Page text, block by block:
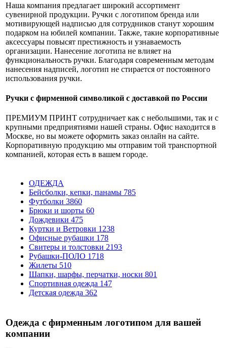
Наша компания предлагает широкий ассортимент
сувенирной продукции. Ручки с логотипом бренда или
мотивирующей надписью для сотрудников станут хорошим
подарком на юбилей компании. Также, такие корпоративные
аксессуары повысят престижность и узнаваемость
организации. Нанесение логотипа не влияет на
функциональность ручки. Благодаря современным методам
нанесения надписей, логотип не стирается от постоянного
использования ручки.
Ручки с фирменной символикой с доставкой по России
ПРЕМИУМ ПРИНТ сотрудничает как с небольшими, так и с
крупными предприятиями нашей страны. Офис находится в
Москве, но вы можете оформить заказ онлайн на сайте.
Корпоративную продукцию мы отправим той транспортной
компанией, которая есть в вашем городе.
ОДЕЖДА
Бейсболки, кепки, панамы 785
Футболки 3860
Брюки и шорты 60
Дождевики 475
Куртки и Ветровки 1238
Офисные рубашки 178
Свитеры и толстовки 2193
Рубашки-ПОЛО 1718
Жилеты 510
Шапки, шарфы, перчатки, носки 801
Спортивная одежда 147
Детская одежда 362
Одежда с фирменным логотипом для вашей
компании